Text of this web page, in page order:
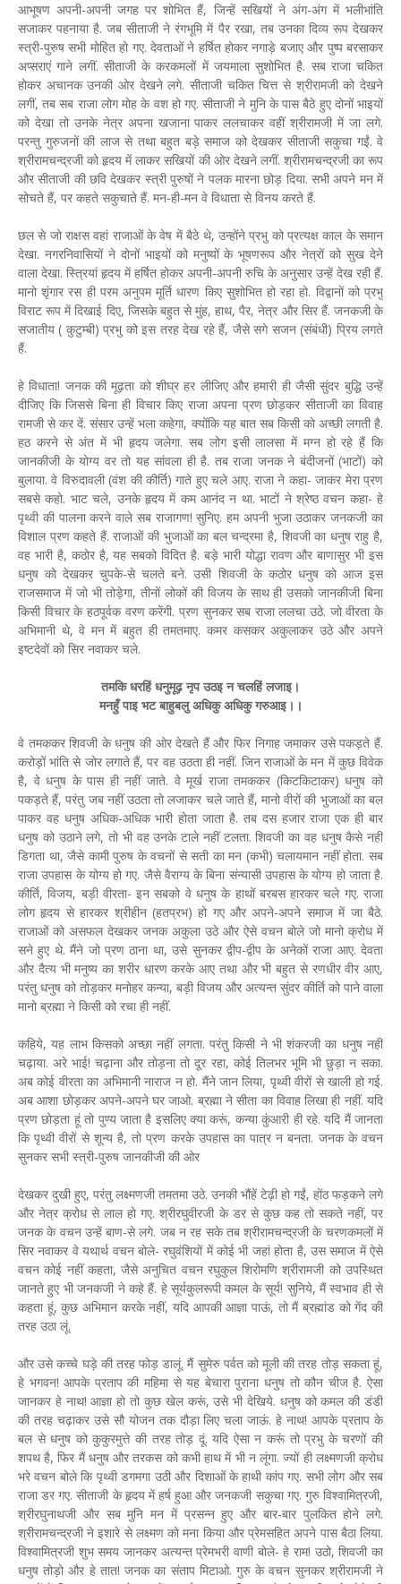
आभूषण अपनी-अपनी जगह पर शोभित हैं, जिन्हें सखियों ने अंग-अंग में भलीभांति
सजाकर पहनाया है. जब सीताजी ने रंगभूमि में पैर रखा, तब उनका दिव्य रूप देखकर
स्त्री-पुरुष सभी मोहित हो गए. देवताओं ने हर्षित होकर नगाड़े बजाए और पुष्प बरसाकर
अप्सराएं गाने लगीं. सीताजी के करकमलों में जयमाला सुशोभित है. सब राजा चकित
होकर अचानक उनकी ओर देखने लगे. सीताजी चकित चित्त से श्रीरामजी को देखने
लगीं, तब सब राजा लोग मोह के वश हो गए. सीताजी ने मुनि के पास बैठे हुए दोनों भाइयों
को देखा तो उनके नेत्र अपना खजाना पाकर ललचाकर वहीं श्रीरामजी में जा लगे.
परन्तु गुरुजनों की लाज से तथा बहुत बड़े समाज को देखकर सीताजी सकुचा गईं. वे
श्रीरामचन्द्रजी को हृदय में लाकर सखियों की ओर देखने लगीं. श्रीरामचन्द्रजी का रूप
और सीताजी की छवि देखकर स्त्री पुरुषों ने पलक मारना छोड़ दिया. सभी अपने मन में
सोचते हैं, पर कहते सकुचाते हैं. मन-ही-मन वे विधाता से विनय करते हैं.
छल से जो राक्षस वहां राजाओं के वेष में बैठे थे, उन्होंने प्रभु को प्रत्यक्ष काल के समान
देखा. नगरनिवासियों ने दोनों भाइयों को मनुष्यों के भूषणरूप और नेत्रों को सुख देने
वाला देखा. स्त्रियां हृदय में हर्षित होकर अपनी-अपनी रुचि के अनुसार उन्हें देख रही हैं.
मानो शृंगार रस ही परम अनुपम मूर्ति धारण किए सुशोभित हो रहा हो. विद्वानों को प्रभु
विराट रूप में दिखाई दिए, जिसके बहुत से मुंह, हाथ, पैर, नेत्र और सिर हैं. जनकजी के
सजातीय ( कुटुम्बी) प्रभु को इस तरह देख रहे हैं, जैसे सगे सजन (संबंधी) प्रिय लगते
हैं.
हे विधाता! जनक की मूढ़ता को शीघ्र हर लीजिए और हमारी ही जैसी सुंदर बुद्धि उन्हें
दीजिए कि जिससे बिना ही विचार किए राजा अपना प्रण छोड़कर सीताजी का विवाह
रामजी से कर दें. संसार उन्हें भला कहेगा, क्योंकि यह बात सब किसी को अच्छी लगती है.
हठ करने से अंत में भी हृदय जलेगा. सब लोग इसी लालसा में मग्न हो रहे हैं कि
जानकीजी के योग्य वर तो यह सांवला ही है. तब राजा जनक ने बंदीजनों (भाटों) को
बुलाया. वे विरुदावली (वंश की कीर्ति) गाते हुए चले आए. राजा ने कहा- जाकर मेरा प्रण
सबसे कहो. भाट चले, उनके हृदय में कम आनंद न था. भाटों ने श्रेष्ठ वचन कहा- हे
पृथ्वी की पालना करने वाले सब राजागण! सुनिए. हम अपनी भुजा उठाकर जनकजी का
विशाल प्रण कहते हैं. राजाओं की भुजाओं का बल चन्द्रमा है, शिवजी का धनुष राहु है,
वह भारी है, कठोर है, यह सबको विदित है. बड़े भारी योद्धा रावण और बाणासुर भी इस
धनुष को देखकर चुपके-से चलते बने. उसी शिवजी के कठोर धनुष को आज इस
राजसमाज में जो भी तोड़ेगा, तीनों लोकों की विजय के साथ ही उसको जानकीजी बिना
किसी विचार के हठपूर्वक वरण करेंगी. प्रण सुनकर सब राजा ललचा उठे. जो वीरता के
अभिमानी थे, वे मन में बहुत ही तमतमाए. कमर कसकर अकुलाकर उठे और अपने
इष्टदेवों को सिर नवाकर चले.
तमकि धरहिं धनुमूढ़ नृप उठइ न चलहिं लजाइ।
मनहुँ पाइ भट बाहुबलु अधिकु अधिकु गरुआइ।।
वे तमककर शिवजी के धनुष की ओर देखते हैं और फिर निगाह जमाकर उसे पकड़ते हैं.
करोड़ों भांति से जोर लगाते हैं, पर वह उठता ही नहीं. जिन राजाओं के मन में कुछ विवेक
है, वे धनुष के पास ही नहीं जाते. वे मूर्ख राजा तमककर (किटकिटाकर) धनुष को
पकड़ते हैं, परंतु जब नहीं उठता तो लजाकर चले जाते हैं, मानो वीरों की भुजाओं का बल
पाकर वह धनुष अधिक-अधिक भारी होता जाता है. तब दस हजार राजा एक ही बार
धनुष को उठाने लगे, तो भी वह उनके टाले नहीं टलता. शिवजी का वह धनुष कैसे नहीं
डिगता था, जैसे कामी पुरुष के वचनों से सती का मन (कभी) चलायमान नहीं होता. सब
राजा उपहास के योग्य हो गए. जैसे वैराग्य के बिना संन्यासी उपहास के योग्य हो जाता है.
कीर्ति, विजय, बड़ी वीरता- इन सबको वे धनुष के हाथों बरबस हारकर चले गए. राजा
लोग हृदय से हारकर श्रीहीन (हतप्रभ) हो गए और अपने-अपने समाज में जा बैठे.
राजाओं को असफल देखकर जनक अकुला उठे और ऐसे वचन बोले जो मानो क्रोध में
सने हुए थे. मैंने जो प्रण ठाना था, उसे सुनकर द्वीप-द्वीप के अनेकों राजा आए. देवता
और दैत्य भी मनुष्य का शरीर धारण करके आए तथा और भी बहुत से रणधीर वीर आए,
परंतु धनुष को तोड़कर मनोहर कन्या, बड़ी विजय और अत्यन्त सुंदर कीर्ति को पाने वाला
मानो ब्रह्मा ने किसी को रचा ही नहीं.
कहिये, यह लाभ किसको अच्छा नहीं लगता. परंतु किसी ने भी शंकरजी का धनुष नहीं
चढ़ाया. अरे भाई! चढ़ाना और तोड़ना तो दूर रहा, कोई तिलभर भूमि भी छुड़ा न सका.
अब कोई वीरता का अभिमानी नाराज न हो. मैंने जान लिया, पृथ्वी वीरों से खाली हो गई.
अब आशा छोड़कर अपने-अपने घर जाओ. ब्रह्मा ने सीता का विवाह लिखा ही नहीं. यदि
प्रण छोड़ता हूं तो पुण्य जाता है इसलिए क्या करूं, कन्या कुंआरी ही रहे. यदि मैं जानता
कि पृथ्वी वीरों से शून्य है, तो प्रण करके उपहास का पात्र न बनता. जनक के वचन
सुनकर सभी स्त्री-पुरुष जानकीजी की ओर
देखकर दुखी हुए, परंतु लक्ष्मणजी तमतमा उठे. उनकी भौंहें टेढ़ी हो गईं, होंठ फड़कने लगे
और नेत्र क्रोध से लाल हो गए. श्रीरघुवीरजी के डर से कुछ कह तो सकते नहीं, पर
जनक के वचन उन्हें बाण-से लगे. जब न रह सके तब श्रीरामचन्द्रजी के चरणकमलों में
सिर नवाकर वे यथार्थ वचन बोले- रघुवंशियों में कोई भी जहां होता है, उस समाज में ऐसे
वचन कोई नहीं कहता, जैसे अनुचित वचन रघुकुल शिरोमणि श्रीरामजी को उपस्थित
जानते हुए भी जनकजी ने कहे हैं. हे सूर्यकुलरूपी कमल के सूर्य! सुनिये, मैं स्वभाव ही से
कहता हूं, कुछ अभिमान करके नहीं, यदि आपकी आज्ञा पाऊं, तो मैं ब्रह्मांड को गेंद की
तरह उठा लूं.
और उसे कच्चे घड़े की तरह फोड़ डालूं. मैं सुमेरु पर्वत को मूली की तरह तोड़ सकता हूं,
हे भगवन! आपके प्रताप की महिमा से यह बेचारा पुराना धनुष तो कौन चीज है. ऐसा
जानकर हे नाथ! आज्ञा हो तो कुछ खेल करूं, उसे भी देखिये. धनुष को कमल की डंडी
की तरह चढ़ाकर उसे सौ योजन तक दौड़ा लिए चला जाऊं. हे नाथ! आपके प्रताप के
बल से धनुष को कुकुरमुत्ते की तरह तोड़ दूं. यदि ऐसा न करूं तो प्रभु के चरणों की
शपथ है, फिर मैं धनुष और तरकस को कभी हाथ में भी न लूंगा. ज्यों ही लक्ष्मणजी क्रोध
भरे वचन बोले कि पृथ्वी डगमगा उठी और दिशाओं के हाथी कांप गए. सभी लोग और सब
राजा डर गए. सीताजी के हृदय में हर्ष हुआ और जनकजी सकुचा गए. गुरु विश्वामित्रजी,
श्रीरघुनाथजी और सब मुनि मन में प्रसन्न हुए और बार-बार पुलकित होने लगे.
श्रीरामचन्द्रजी ने इशारे से लक्ष्मण को मना किया और प्रेमसहित अपने पास बैठा लिया.
विश्वामित्रजी शुभ समय जानकर अत्यन्त प्रेमभरी वाणी बोले- हे राम! उठो, शिवजी का
धनुष तोड़ो और हे तात! जनक का संताप मिटाओ. गुरु के वचन सुनकर श्रीरामजी ने